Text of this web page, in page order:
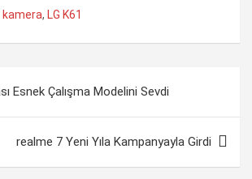
L
k
e
d
I
T
e
g
r
a
C
y
L
i
n
r
e
, LG K61
Esnek Çalışma Modelini Sevdi
realme 7 Yeni Yıla Kampanyayla Girdi